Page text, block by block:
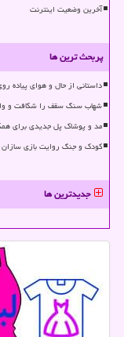
آخرین وضعیت اینترنت
پربحث ترین ها
داستانی از حال و هوای پیاده
شهاب سنگ سقف را شکافت و
مد و پوشاک پل جدیدی برای
کودک و جنگ روایت بازی
جدیدترین ها